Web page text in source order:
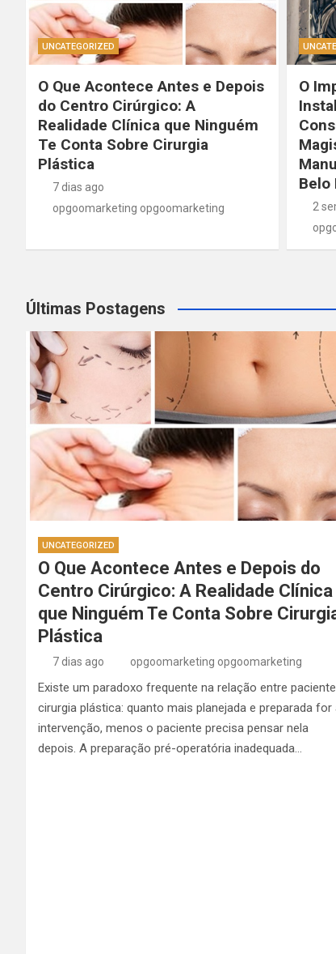
UNCATEGORIZED
O Que Acontece Antes e Depois
do Centro Cirúrgico: A
Realidade Clínica que Ninguém
Te Conta Sobre Cirurgia
Plástica
7 dias ago
opgoomarketing opgoomarketing
O
Belo
2
Últimas Postagens
UNCATEGORIZED
O Que Acontece Antes e Depois do
Centro Cirúrgico: A Realidade Clínica
que Ninguém Te Conta Sobre
Plástica
7 dias ago opgoomarketing opgoomarketing
Existe um paradoxo frequente na relação entre
cirurgia plástica: quanto mais planejada e preparada for
intervenção, menos o paciente precisa pensar nela
depois. A preparação pré-operatória inadequada…